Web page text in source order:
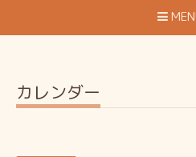
カレンダー